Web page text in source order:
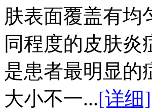
肤表面覆盖有均
同程度的皮肤炎
是患者最明显的
大小不一...[详细]